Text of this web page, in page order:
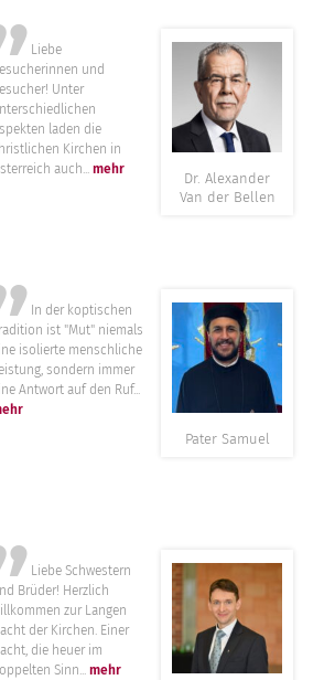
und
Unter
laden die
Kirchen in
auch...mehr
Dr. Alexander
Van der Bellen
der koptischen
ist "Mut" niemals
isolierte menschliche
sondern immer
Antwort auf den Ruf...
Pater Samuel
Schwestern
Brüder! Herzlich
zur Langen
der Kirchen. Einer
die heuer im
Sinn...mehr